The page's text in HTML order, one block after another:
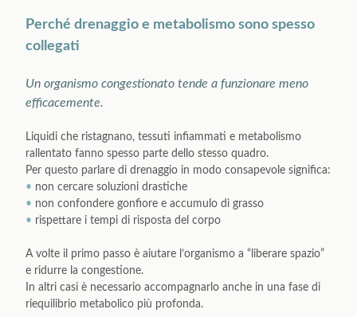
Perché drenaggio e metabolismo sono spesso
collegati
Un organismo congestionato tende a funzionare meno
efficacemente.
Liquidi che ristagnano, tessuti infiammati e metabolismo
rallentato fanno spesso parte dello stesso quadro.
Per questo parlare di drenaggio in modo consapevole significa:
• non cercare soluzioni drastiche
• non confondere gonfiore e accumulo di grasso
• rispettare i tempi di risposta del corpo
A volte il primo passo è aiutare l’organismo a “liberare spazio”
e ridurre la congestione.
In altri casi è necessario accompagnarlo anche in una fase di
riequilibrio metabolico più profonda.